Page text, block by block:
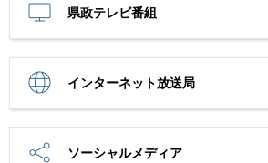
県政テレビ番組
インターネット放送局
ソーシャルメディア